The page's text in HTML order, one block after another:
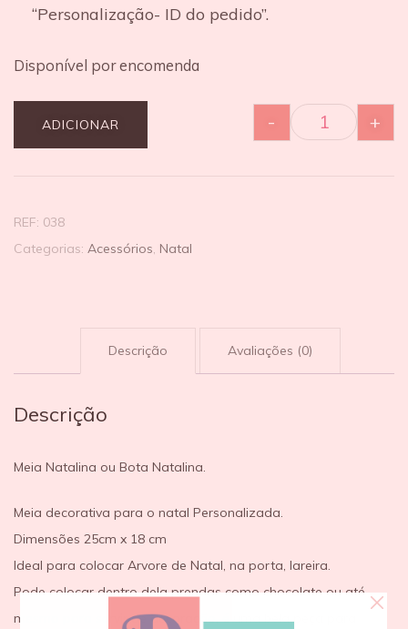
“Personalização- ID do pedido”.
Disponível por encomenda
- +
ADICIONAR
REF: 038
Categorias: Acessórios, Natal
Descrição Avaliações (0)
Descrição
Meia Natalina ou Bota Natalina.
Meia decorativa para o natal Personalizada.
Dimensões 25cm x 18 cm
Ideal para colocar Arvore de Natal, na porta, lareira.
Pode colocar dentro dela prendas como chocolate ou até
mesmo para servir de decoração, é uma bela peça para